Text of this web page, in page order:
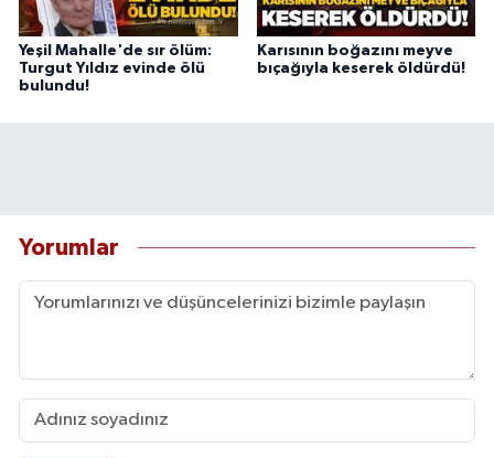
Yeşil Mahalle'de sır ölüm:
Turgut Yıldız evinde ölü
bulundu!
Karısının boğazını meyve
bıçağıyla keserek öldürdü!
Yorumlar